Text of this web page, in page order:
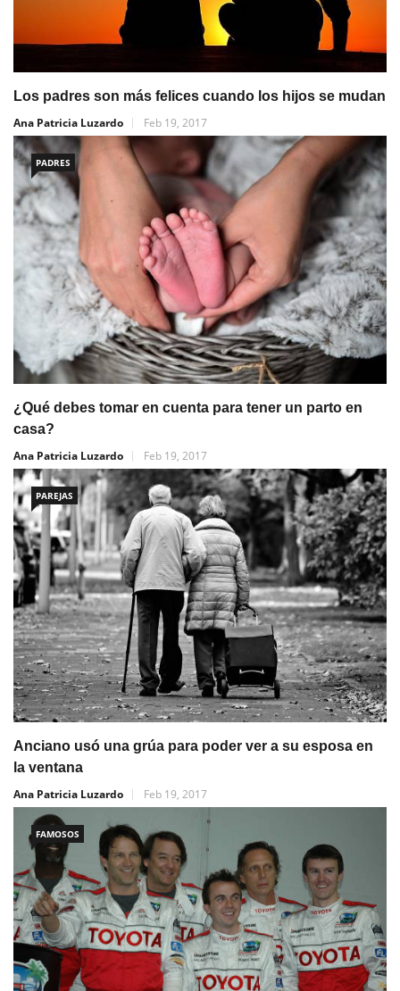
Los padres son más felices cuando los hijos se mudan
Ana Patricia Luzardo
Feb 19, 2017
PADRES
¿Qué debes tomar en cuenta para tener un parto en
casa?
Ana Patricia Luzardo
Feb 19, 2017
PAREJAS
Anciano usó una grúa para poder ver a su esposa en
la ventana
Ana Patricia Luzardo
Feb 19, 2017
FAMOSOS